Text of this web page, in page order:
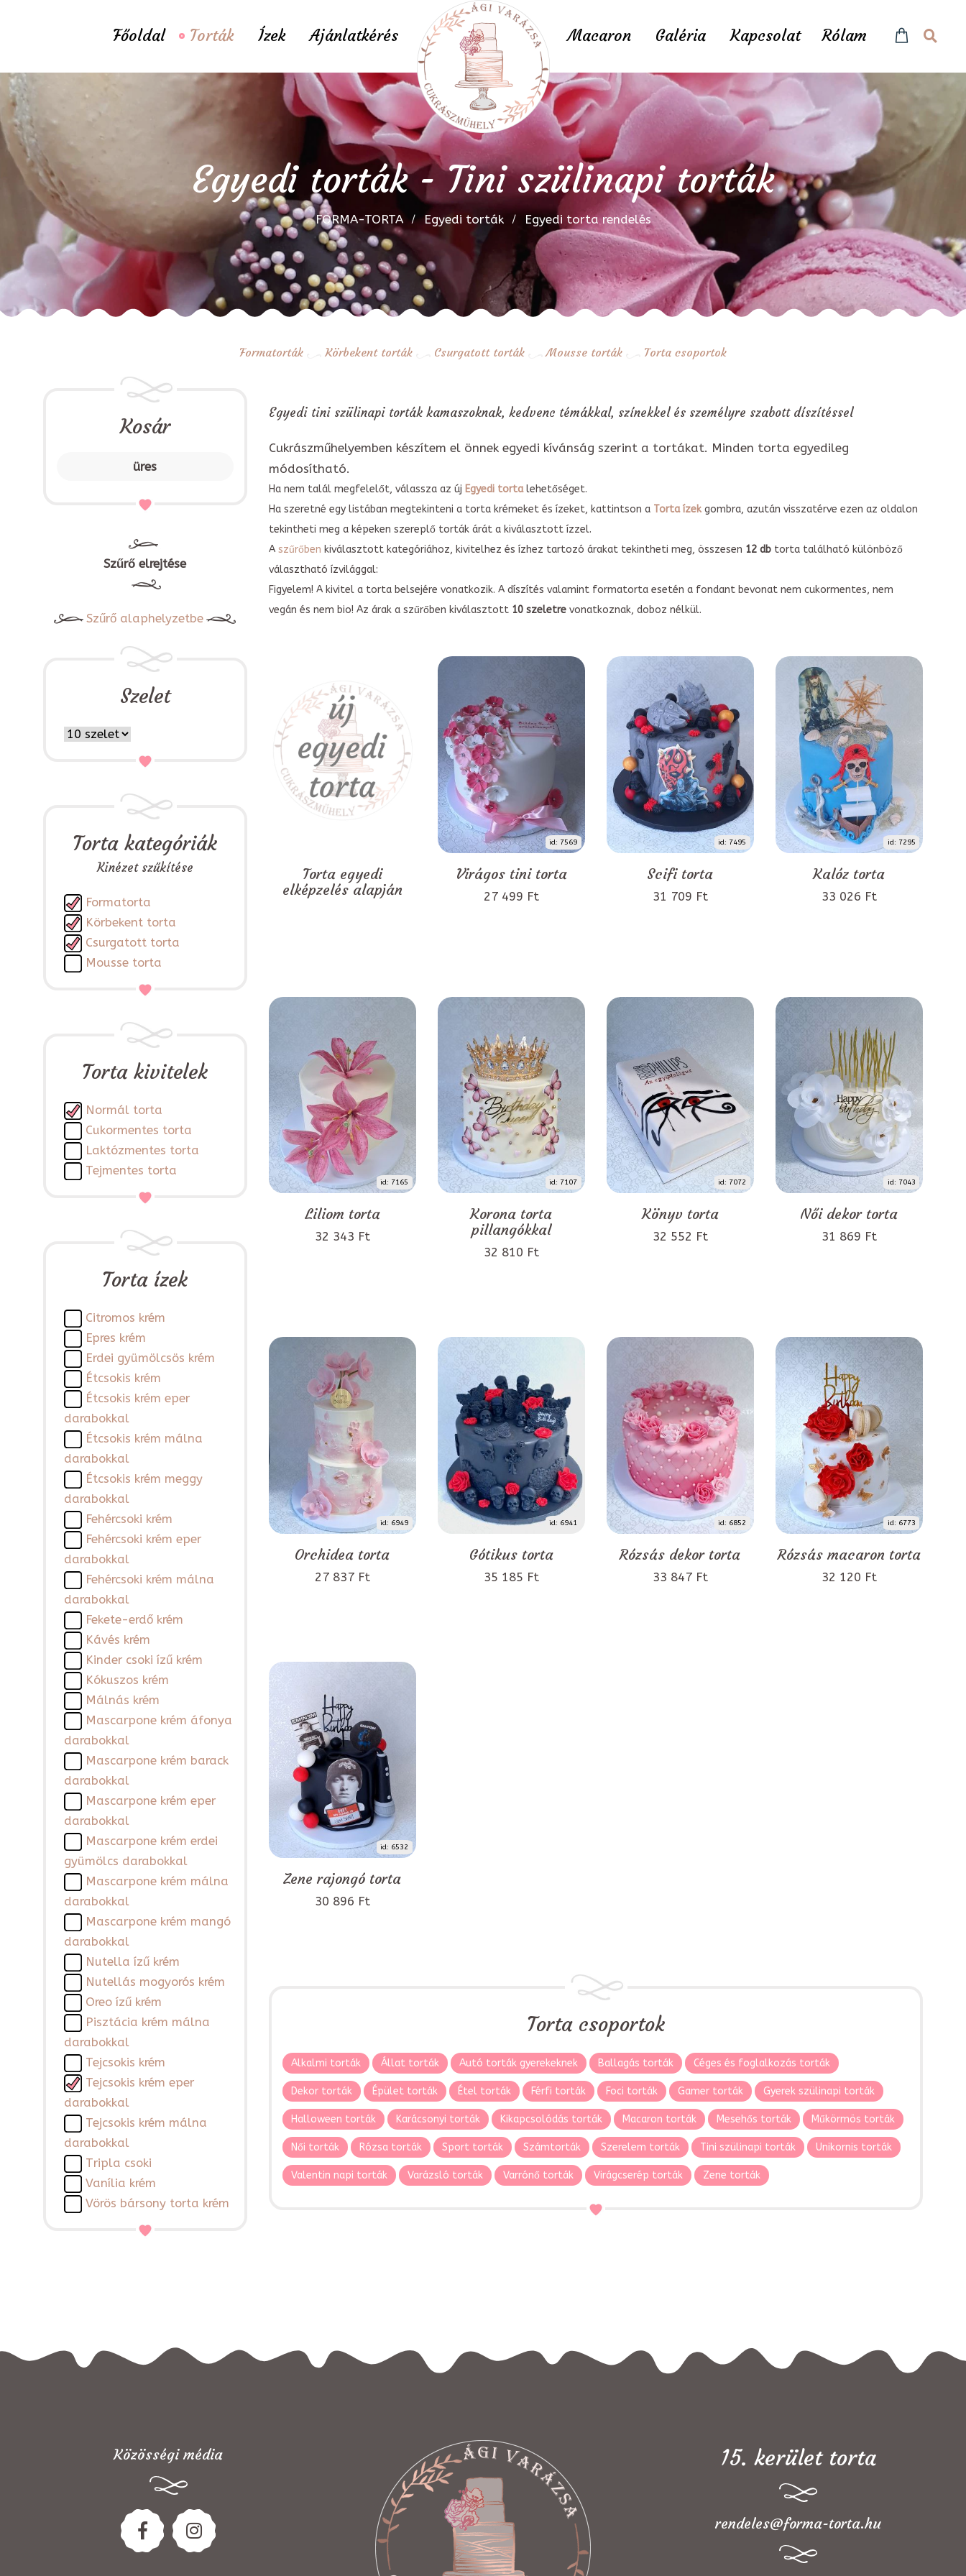
Főoldal Torták Ízek Ajánlatkérés Macaron Galéria Kapcsolat Rólam
Egyedi torták - Tini szülinapi torták
FORMA-TORTA Egyedi torták Egyedi torta rendelés
Formatorták Körbekent torták Csurgatott torták Mousse torták Torta csoportok
Kosár
üres
Szűrő elrejtése
Szűrő alaphelyzetbe
Szelet
Torta kategóriák
Kinézet szűkítése
Formatorta
Körbekent torta
Csurgatott torta
Mousse torta
Torta kivitelek
Normál torta
Cukormentes torta
Laktózmentes torta
Tejmentes torta
Torta ízek
Citromos krém
Epres krém
Erdei gyümölcsös krém
Étcsokis krém
Étcsokis krém eper
darabokkal
Étcsokis krém málna
darabokkal
Étcsokis krém meggy
darabokkal
Fehércsoki krém
Fehércsoki krém eper
darabokkal
Fehércsoki krém málna
darabokkal
Fekete-erdő krém
Kávés krém
Kinder csoki ízű krém
Kókuszos krém
Málnás krém
Mascarpone krém áfonya
darabokkal
Mascarpone krém barack
darabokkal
Mascarpone krém eper
darabokkal
Mascarpone krém erdei
gyümölcs darabokkal
Mascarpone krém málna
darabokkal
Mascarpone krém mangó
darabokkal
Nutella ízű krém
Nutellás mogyorós krém
Oreo ízű krém
Pisztácia krém málna
darabokkal
Tejcsokis krém
Tejcsokis krém eper
darabokkal
Tejcsokis krém málna
darabokkal
Tripla csoki
Vanília krém
Vörös bársony torta krém
Egyedi tini szülinapi torták kamaszoknak, kedvenc témákkal, színekkel és személyre szabott díszítéssel
Cukrászműhelyemben készítem el önnek egyedi kívánság szerint a tortákat. Minden torta egyedileg
módosítható.
Ha nem talál megfelelőt, válassza az új Egyedi tortalehetőséget.
Ha szeretné egy listában megtekinteni a torta krémeket és ízeket, kattintson a Torta ízekgombra, azután visszatérve ezen az oldalon
tekintheti meg a képeken szereplő torták árát a kiválasztott ízzel.
A szűrőben kiválasztott kategóriához, kivitelhez és ízhez tartozó árakat tekintheti meg, összesen 12 dbtorta található különböző
választható ízvilággal:
Figyelem! A kivitel a torta belsejére vonatkozik. A díszítés valamint formatorta esetén a fondant bevonat nem cukormentes, nem
vegán és nem bio! Az árak a szűrőben kiválasztott 10 szeletrevonatkoznak, doboz nélkül.
Torta egyedi
elképzelés alapján
id: 7569
Virágos tini torta
27 499 Ft
id: 7495
Scifi torta
31 709 Ft
id: 7295
Kalóz torta
33 026 Ft
id: 7165
Liliom torta
32 343 Ft
id: 7107
Korona torta
pillangókkal
32 810 Ft
id: 7072
Könyv torta
32 552 Ft
id: 7043
Női dekor torta
31 869 Ft
id: 6949
Orchidea torta
27 837 Ft
id: 6941
Gótikus torta
35 185 Ft
id: 6852
Rózsás dekor torta
33 847 Ft
id: 6773
Rózsás macaron torta
32 120 Ft
id: 6532
Zene rajongó torta
30 896 Ft
Torta csoportok
Alkalmi torták Állat torták Autó torták gyerekeknek Ballagás torták Céges és foglalkozás torták
Dekor torták Épület torták Étel torták Férfi torták Foci torták Gamer torták Gyerek szülinapi torták
Halloween torták Karácsonyi torták Kikapcsolódás torták Macaron torták Mesehős torták Műkörmös torták
Női torták Rózsa torták Sport torták Számtorták Szerelem torták Tini szülinapi torták Unikornis torták
Valentin napi torták Varázsló torták Varrónő torták Virágcserép torták Zene torták
Közösségi média 15. kerület torta
rendeles@forma-torta.hu